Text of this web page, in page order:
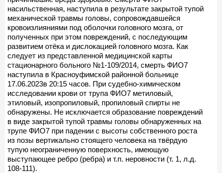
насильственная, наступила в результате закрытой тупой
механической травмы головы, сопровождавшейся
кровоизлияниями под оболочки головного мозга, от
полученных при этом повреждений, с последующим
развитием отёка и дислокацией головного мозга. Как
следует из представленной медицинской карты
стационарного больного №1-109/2014, смерть ФИО7
наступила в Красноуфимской районной больнице
17.06.2023в 20:15 часов. При судебно-химическом
исследовании крови от трупа ФИО7 метиловый,
этиловый, изопропиловый, пропиловый спирты не
обнаружены. Не исключается образование повреждений
в виде закрытой тупой травмы головы обнаруженных на
трупе ФИО7 при падении с высоты собственного роста
из позы вертикально стоящего человека на твёрдую
тупую неограниченную поверхность, имеющую
выступающее ребро (ребра) и т.п. неровности (т. 1, л.д.
108-111).